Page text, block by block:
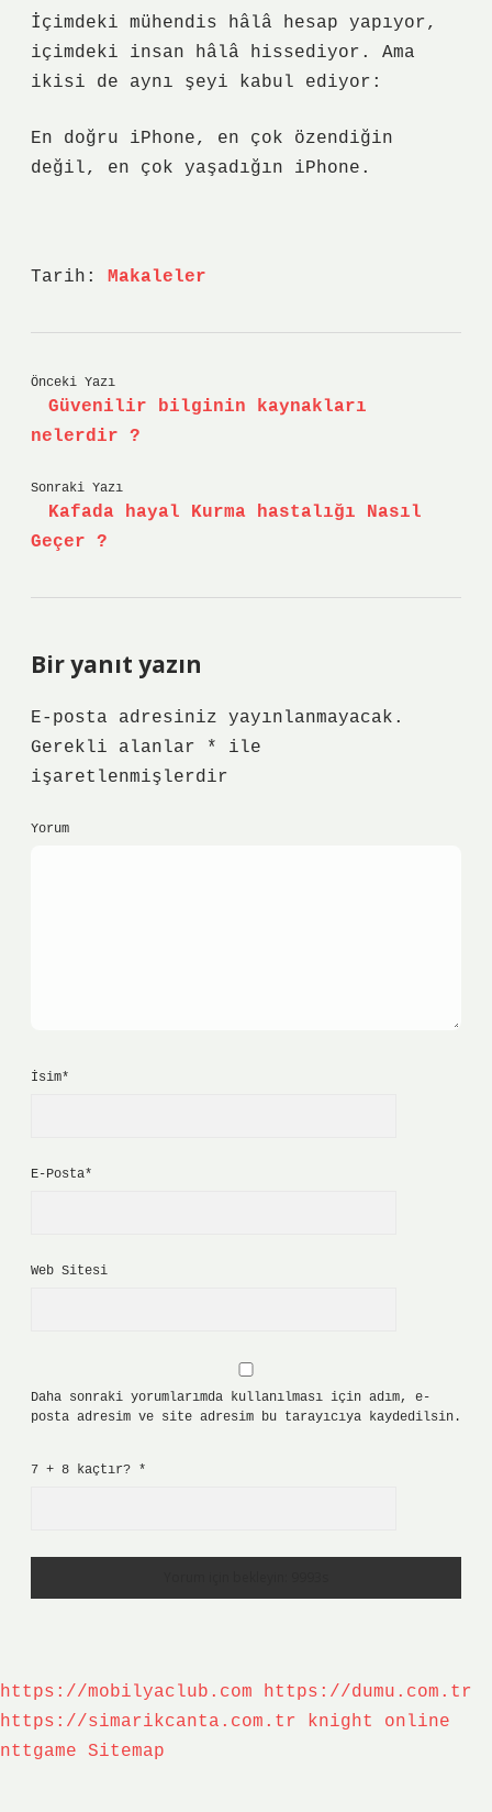
İçimdeki mühendis hâlâ hesap yapıyor,
içimdeki insan hâlâ hissediyor. Ama
ikisi de aynı şeyi kabul ediyor:
En doğru iPhone, en çok özendiğin
değil, en çok yaşadığın iPhone.
Tarih: Makaleler
Önceki Yazı
Güvenilir bilginin kaynakları
nelerdir ?
Sonraki Yazı
Kafada hayal Kurma hastalığı Nasıl
Geçer ?
Bir yanıt yazın
E-posta adresiniz yayınlanmayacak.
Gerekli alanlar
*
ile
işaretlenmişlerdir
Yorum
İsim*
E-Posta*
Web Sitesi
Daha sonraki yorumlarımda kullanılması için adım, e-
posta adresim ve site adresim bu tarayıcıya kaydedilsin.
7 + 8 kaçtır? *
https://mobilyaclub.com
https://dumu.com.tr
https://simarikcanta.com.tr
knight online
nttgame
Sitemap